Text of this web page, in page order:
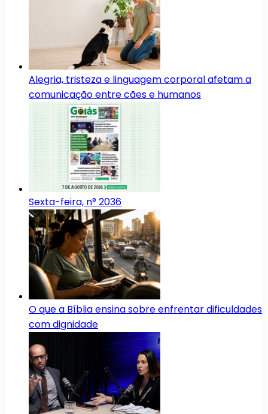
Alegria, tristeza e linguagem corporal afetam a
comunicação entre cães e humanos
Sexta-feira, n° 2036
O que a Bíblia ensina sobre enfrentar dificuldades
com dignidade